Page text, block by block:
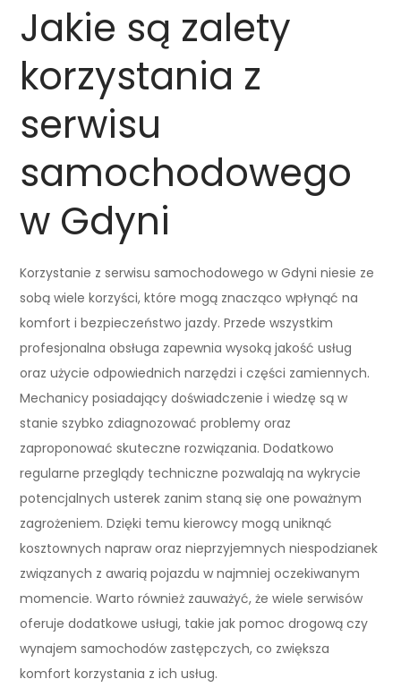
Jakie są zalety
korzystania z
serwisu
samochodowego
w Gdyni
Korzystanie z serwisu samochodowego w Gdyni niesie ze
sobą wiele korzyści, które mogą znacząco wpłynąć na
komfort i bezpieczeństwo jazdy. Przede wszystkim
profesjonalna obsługa zapewnia wysoką jakość usług
oraz użycie odpowiednich narzędzi i części zamiennych.
Mechanicy posiadający doświadczenie i wiedzę są w
stanie szybko zdiagnozować problemy oraz
zaproponować skuteczne rozwiązania. Dodatkowo
regularne przeglądy techniczne pozwalają na wykrycie
potencjalnych usterek zanim staną się one poważnym
zagrożeniem. Dzięki temu kierowcy mogą uniknąć
kosztownych napraw oraz nieprzyjemnych niespodzianek
związanych z awarią pojazdu w najmniej oczekiwanym
momencie. Warto również zauważyć, że wiele serwisów
oferuje dodatkowe usługi, takie jak pomoc drogową czy
wynajem samochodów zastępczych, co zwiększa
komfort korzystania z ich usług.